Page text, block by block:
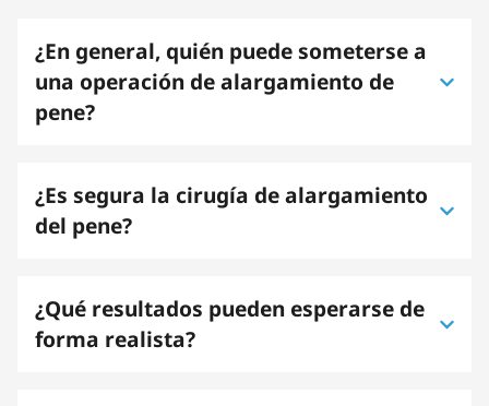
¿En general, quién puede someterse a
una operación de alargamiento de
pene?
¿Es segura la cirugía de alargamiento
del pene?
¿Qué resultados pueden esperarse de
forma realista?